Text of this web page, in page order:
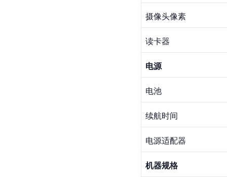
摄像头像素
读卡器
电源
电池
续航时间
电源适配器
机器规格